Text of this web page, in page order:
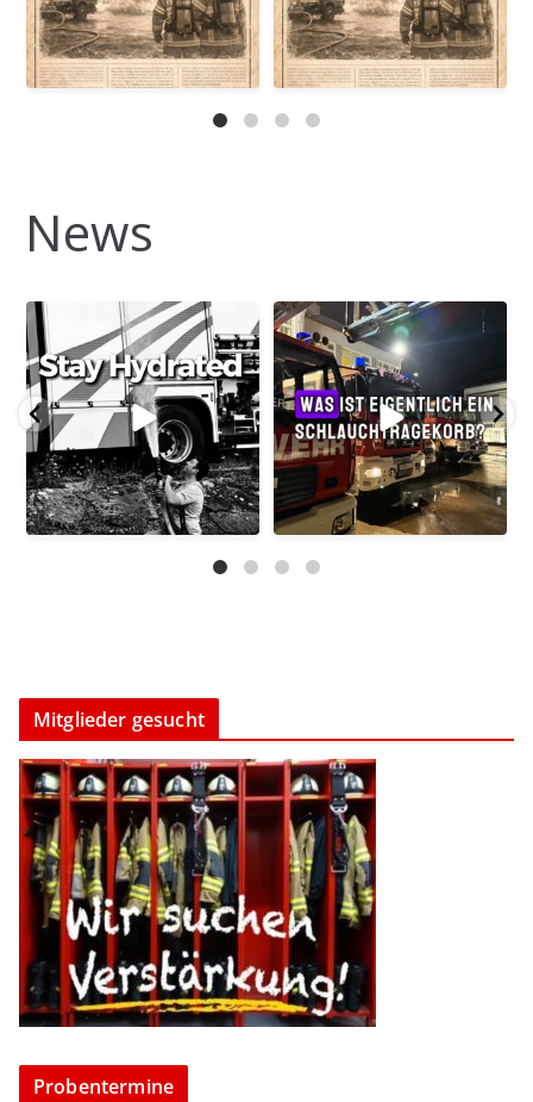
T1 – Ölspur im
Kreuzungsbereich
T2 – Türöffnung für den
T21 – Medizinischer Notfall auf...
T2 Türöffnung
Außerdem nahmen wir an der
News
Heiße Tage – denkt an euch!
Die Temperaturen steigen –
deshalb unser wichtiger Reminder:
Genug trinken!
Gerade bei großer Hitze verliert
unser Körper viel Flüssigkeit. Trinkt
regelmäßig Wasser oder andere
Schnell zur Einsatzstelle, Korb
absetzen und los geht’s!
Unser Schlauchtragekorb mit C-
Druckschläuchen sorgt dafür, dass
die Schlauchleitung zügig und
ordentlich verlegt werden kann.
Das spart wertvolle Zeit und
unterstützt einen schnellen
...
Mitglieder gesucht
Probentermine